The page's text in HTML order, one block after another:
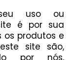
uso ou
é por sua
os produtos e
site são,